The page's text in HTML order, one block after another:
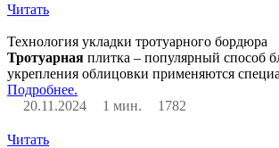
Читать
Технология укладки тротуарного бордюра
Тротуарная плитка – популярный способ
укрепления облицовки применяются
Подробнее.
20.11.2024
1 мин. 1782
Читать